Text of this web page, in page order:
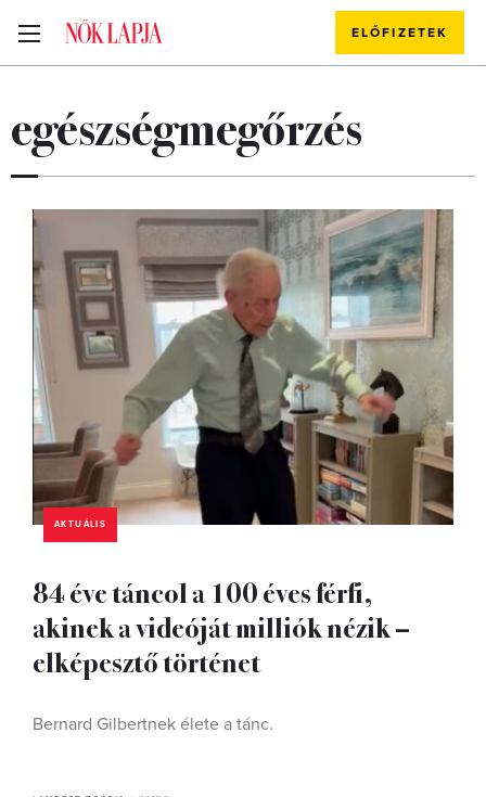
ELŐFIZETEK
egészségmegőrzés
AKTUÁLIS
84 éve táncol a 100 éves férfi,
akinek a videóját milliók nézik –
elképesztő történet
Bernard Gilbertnek élete a tánc.